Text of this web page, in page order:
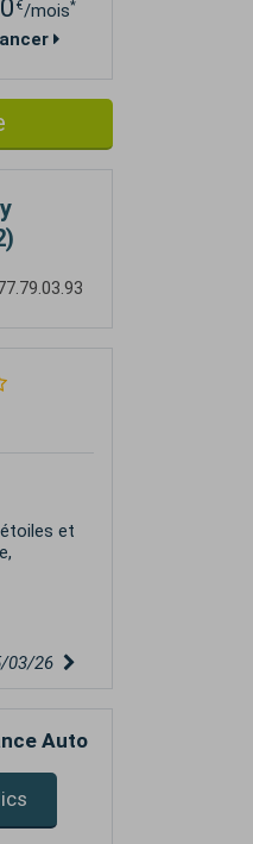
€/mois*
achat d
et
03/26
Auto